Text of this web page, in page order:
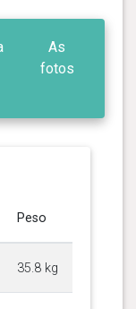
As
fotos
Peso
35.8 kg